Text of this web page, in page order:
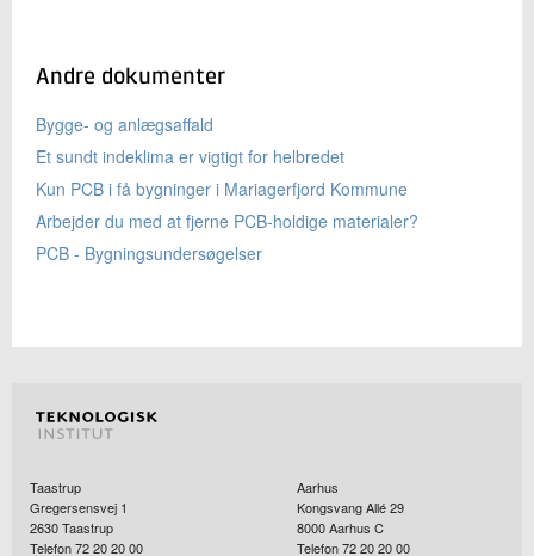
Andre dokumenter
Bygge- og anlægsaffald
Et sundt indeklima er vigtigt for helbredet
Kun PCB i få bygninger i Mariagerfjord Kommune
Arbejder du med at fjerne PCB-holdige materialer?
PCB - Bygningsundersøgelser
Taastrup
Gregersensvej 1
2630Taastrup
Telefon 72 20 20 00
Aarhus
Kongsvang Allé 29
8000Aarhus C
Telefon 72 20 20 00